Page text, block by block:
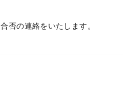
否の連絡をいたします。